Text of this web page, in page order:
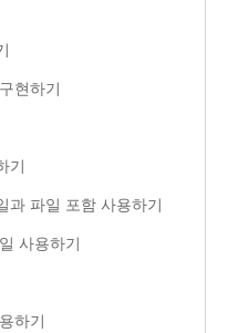
현하기
기
과 파일 포함 사용하기
사용하기
하기